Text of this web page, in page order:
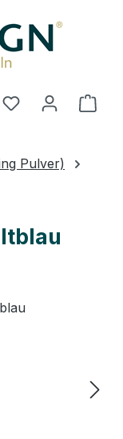
Du hast 0
Pulver)